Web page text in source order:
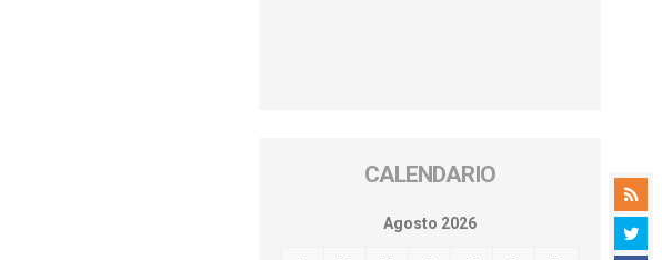
CALENDARIO
Agosto 2026